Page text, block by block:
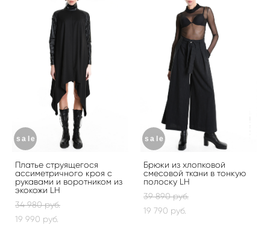
sale
Платье струящегося
ассиметричного кроя с
рукавами и воротником из
экокожи LH
34 980 pуб.
19 990 pуб.
sale
Брюки из хлопковой
смесовой ткани в тонкую
полоску LH
39 890 pуб.
19 790 pуб.